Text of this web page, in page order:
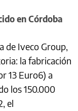
en Córdoba
de Iveco Group,
la fabricación
13 Euro6) a
los 150.000
el